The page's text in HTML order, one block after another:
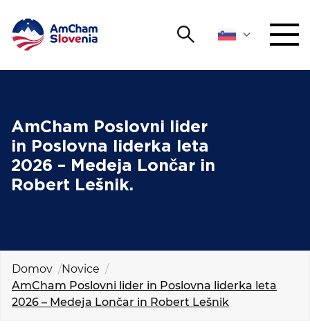
Išči
ZAGOVORNIŠTVO
AmCham YOUNG
O NAS
AmCham Poslovni lider
in Poslovna liderka leta
2026 – Medeja Lončar in
Robert Lešnik.
Domov
Novice
AmCham Poslovni lider in Poslovna liderka leta
2026 – Medeja Lončar in Robert Lešnik